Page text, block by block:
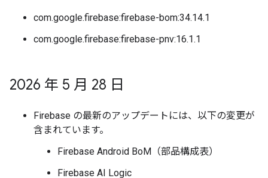
com.google.firebase:firebase-bom:34.14.1
com.google.firebase:firebase-pnv:16.1.1
2026 年 5 月 28 日
Firebase の最新のアップデートには、以下の変更が
含まれています。
Firebase Android BoM（部品構成表）
Firebase AI Logic